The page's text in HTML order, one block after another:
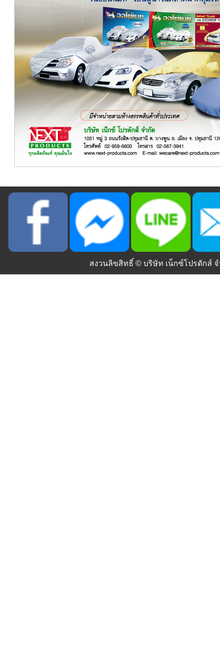
สงวนลิขสิทธิ์ © บริษัท เน็กซ์โปรดักส์ จ